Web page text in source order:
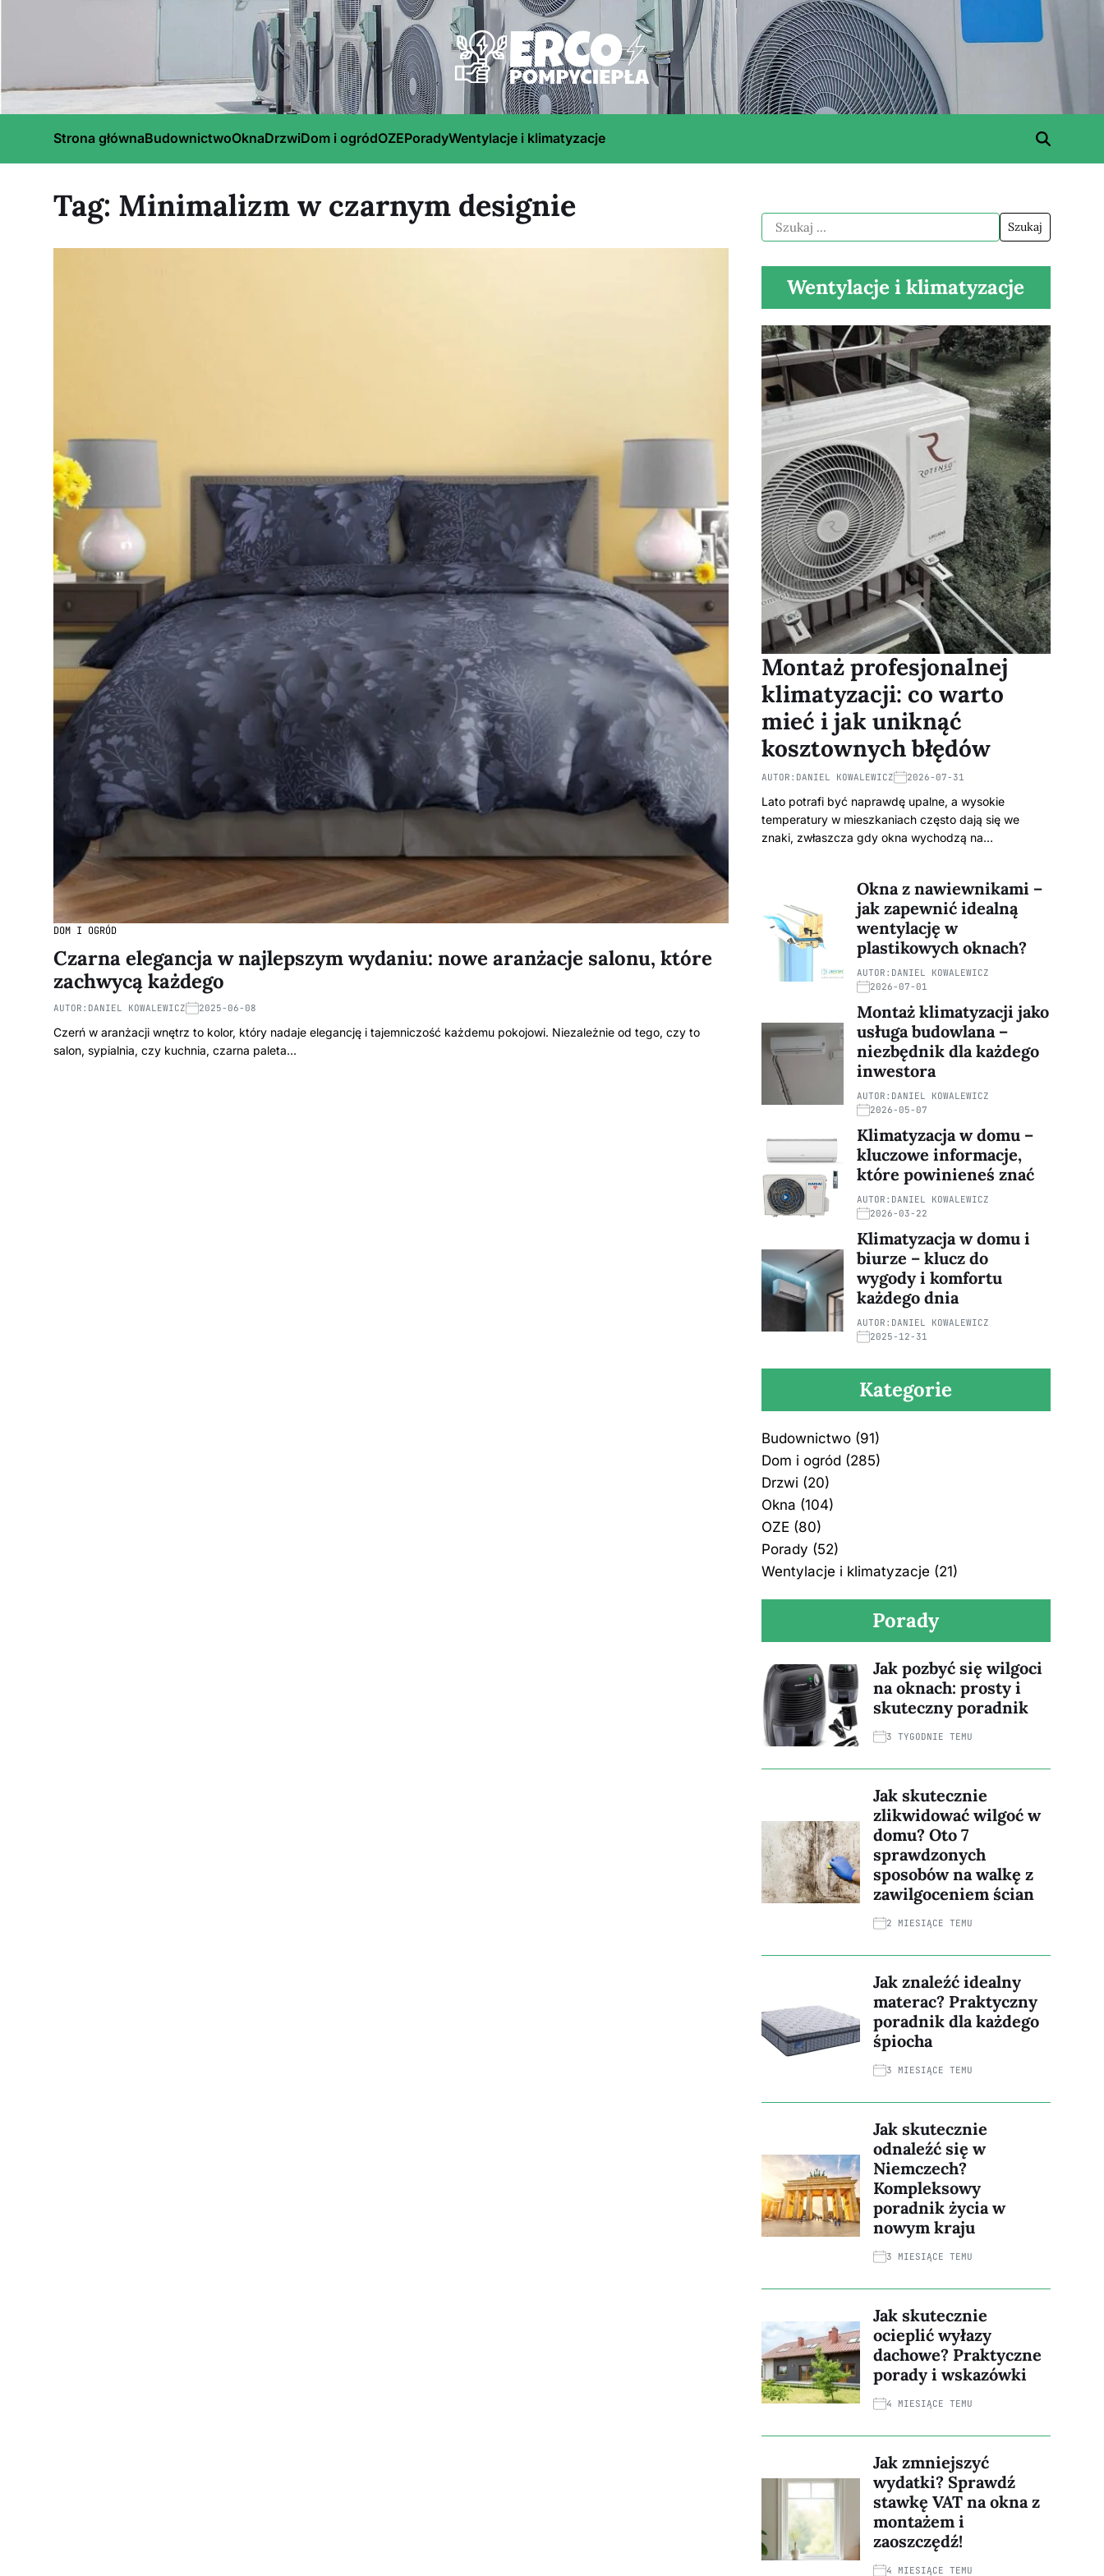
Strona głównaBudownictwoOknaDrzwiDom i ogródOZEPoradyWentylacje i klimatyzacje
Tag: Minimalizm w czarnym designie
DOM I OGRÓD
Czarna elegancja w najlepszym wydaniu: nowe aranżacje salonu, które
zachwycą każdego
AUTOR: DANIEL KOWALEWICZ 2025-06-08
Czerń w aranżacji wnętrz to kolor, który nadaje elegancję i tajemniczość każdemu pokojowi. Niezależnie od tego, czy to
salon, sypialnia, czy kuchnia, czarna paleta…
Wentylacje i klimatyzacje
Montaż profesjonalnej
klimatyzacji: co warto
mieć i jak uniknąć
kosztownych błędów
AUTOR: DANIEL KOWALEWICZ 2026-07-31
Lato potrafi być naprawdę upalne, a wysokie
temperatury w mieszkaniach często dają się we
znaki, zwłaszcza gdy okna wychodzą na…
Okna z nawiewnikami –
jak zapewnić idealną
wentylację w
plastikowych oknach?
AUTOR: DANIEL KOWALEWICZ
2026-07-01
Montaż klimatyzacji jako
usługa budowlana –
niezbędnik dla każdego
inwestora
AUTOR: DANIEL KOWALEWICZ
2026-05-07
Klimatyzacja w domu –
kluczowe informacje,
które powinieneś znać
AUTOR: DANIEL KOWALEWICZ
2026-03-22
Klimatyzacja w domu i
biurze – klucz do
wygody i komfortu
każdego dnia
AUTOR: DANIEL KOWALEWICZ
2025-12-31
Kategorie
Budownictwo(91)
Dom i ogród (285)
Drzwi (20)
Okna (104)
OZE(80)
Porady (52)
Wentylacje i klimatyzacje (21)
Porady
Jak pozbyć się wilgoci
na oknach: prosty i
skuteczny poradnik
3 TYGODNIE TEMU
Jak skutecznie
zlikwidować wilgoć w
domu? Oto 7
sprawdzonych
sposobów na walkę z
zawilgoceniem ścian
2 MIESIĄCE TEMU
Jak znaleźć idealny
materac? Praktyczny
poradnik dla każdego
śpiocha
3 MIESIĄCE TEMU
Jak skutecznie
odnaleźć się w
Niemczech?
Kompleksowy
poradnik życia w
nowym kraju
3 MIESIĄCE TEMU
Jak skutecznie
ocieplić wyłazy
dachowe? Praktyczne
porady i wskazówki
4 MIESIĄCE TEMU
Jak zmniejszyć
wydatki? Sprawdź
stawkę VAT na okna z
montażem i
zaoszczędź!
4 MIESIĄCE TEMU